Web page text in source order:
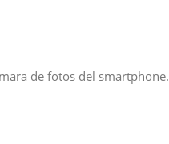
de fotos del smartphone.